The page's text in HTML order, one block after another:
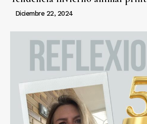
Diciembre 22, 2024